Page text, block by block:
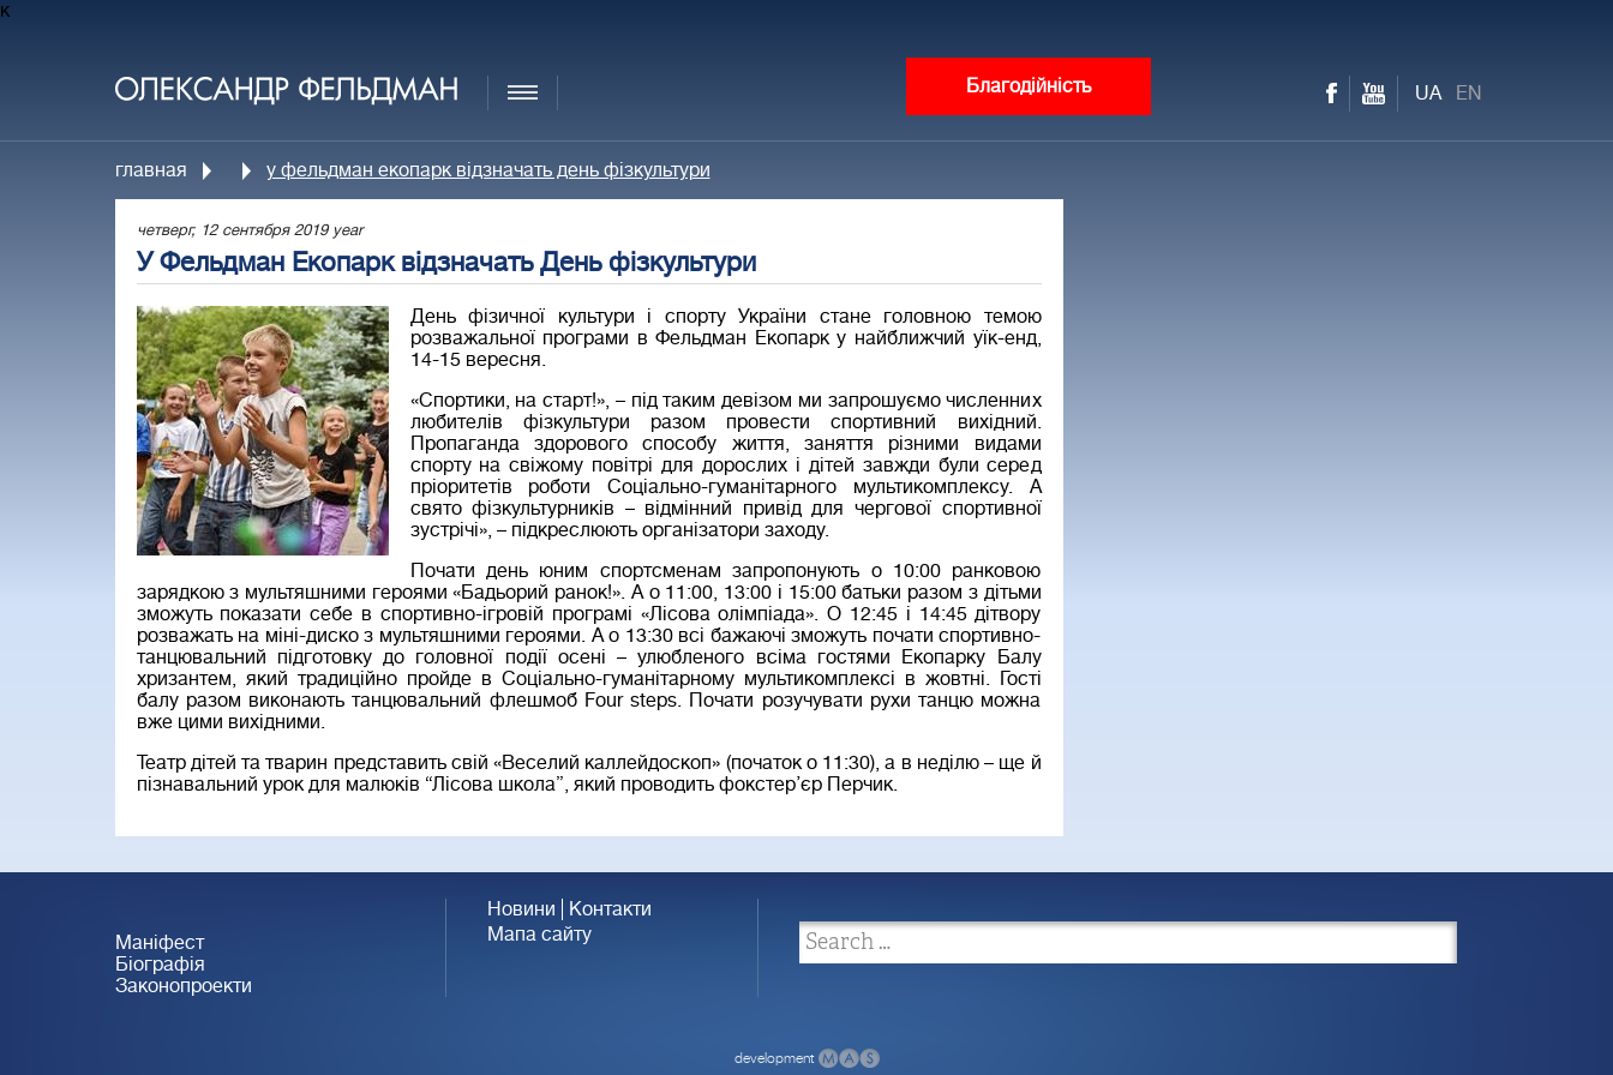
к
Благодійність UA EN
главная у фельдман екопарк відзначать день фізкультури
четверг, 12 сентября 2019 year
У Фельдман Екопарк відзначать День фізкультури
День фізичної культури і спорту України стане головною темою
розважальної програми в Фельдман Екопарк у найближчий уїк-енд,
14-15 вересня.
«Спортики, на старт!», – під таким девізом ми запрошуємо численних
любителів фізкультури разом провести спортивний вихідний.
Пропаганда здорового способу життя, заняття різними видами
спорту на свіжому повітрі для дорослих і дітей завжди були серед
пріоритетів роботи Соціально-гуманітарного мультикомплексу. А
свято фізкультурників – відмінний привід для чергової спортивної
зустрічі», – підкреслюють організатори заходу.
Почати день юним спортсменам запропонують о 10:00 ранковою
зарядкою з мультяшними героями «Бадьорий ранок!». А о 11:00, 13:00 і 15:00 батьки разом з дітьми
зможуть показати себе в спортивно-ігровій програмі «Лісова олімпіада». О 12:45 і 14:45 дітвору
розважать на міні-диско з мультяшними героями. А о 13:30 всі бажаючі зможуть почати спортивно-
танцювальний підготовку до головної події осені – улюбленого всіма гостями Екопарку Балу
хризантем, який традиційно пройде в Соціально-гуманітарному мультикомплексі в жовтні. Гості
балу разом виконають танцювальний флешмоб Four steps. Почати розучувати рухи танцю можна
вже цими вихідними.
Театр дітей та тварин представить свій «Веселий каллейдоскоп» (початок о 11:30), а в неділю – ще й
пізнавальний урок для малюків “Лісова школа”, який проводить фокстер’єр Перчик.
Маніфест
Біографія
Законопроекти
Новини
Контакти
Мапа сайту
development